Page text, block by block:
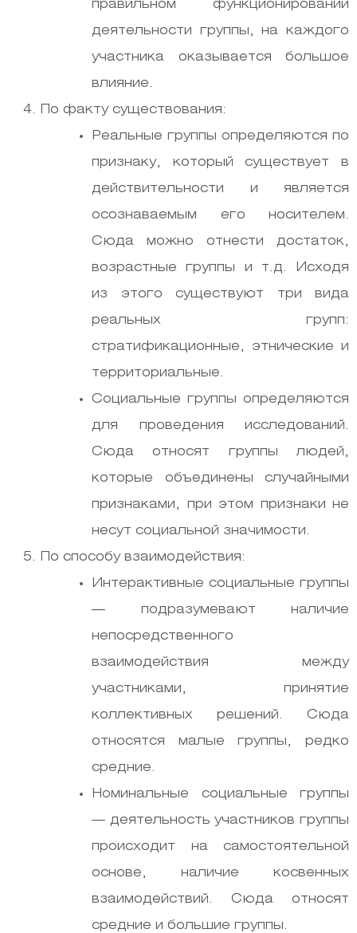
правильном функционировании
деятельности группы, на каждого
участника оказывается большое
влияние.
По факту существования:
Реальные группы определяются по
признаку, который существует в
действительности и является
осознаваемым его носителем.
Сюда можно отнести достаток,
возрастные группы и т.д. Исходя
из этого существуют три вида
реальных групп:
стратификационные, этнические и
территориальные.
Социальные группы определяются
для проведения исследований.
Сюда относят группы людей,
которые объединены случайными
признаками, при этом признаки не
несут социальной значимости.
По способу взаимодействия:
Интерактивные социальные группы
— подразумевают наличие
непосредственного
взаимодействия между
участниками, принятие
коллективных решений. Сюда
относятся малые группы, редко
средние.
Номинальные социальные группы
— деятельность участников группы
происходит на самостоятельной
основе, наличие косвенных
взаимодействий. Сюда относят
средние и большие группы.